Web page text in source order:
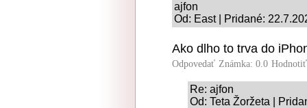
ajfon
Od: East | Pridané:
Ako dlho to trva do
Odpovedať Známka: 0.0
Re: ajfon
Od: Teta Žoržeta |